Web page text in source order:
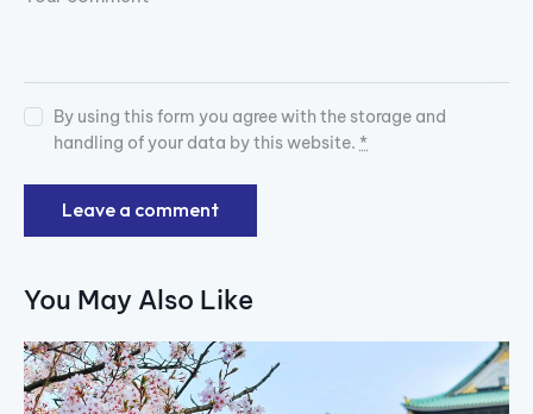
By using this form you agree with the storage and
handling of your data by this website.*
You May Also Like